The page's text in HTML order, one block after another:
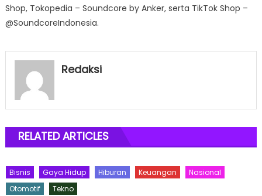
Shop, Tokopedia – Soundcore by Anker, serta TikTok Shop –
@SoundcoreIndonesia.
Redaksi
RELATED ARTICLES
Bisnis Gaya Hidup Hiburan Keuangan
Nasional
Otomotif
Tekno